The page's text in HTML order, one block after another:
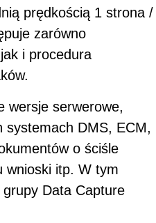
prędkością 1 strona /
zarówno
i procedura
wersje serwerowe,
systemach DMS, ECM,
o ściśle
wnioski itp. W tym
Data Capture